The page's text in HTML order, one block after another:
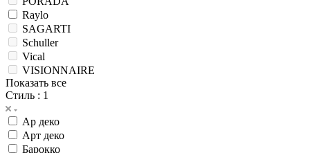
Mantra
PORADA
Raylo
SAGARTI
Schuller
Vical
VISIONNAIRE
Показать все
Стиль : 1
Ар деко